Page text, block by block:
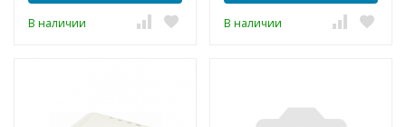
В наличии В наличии